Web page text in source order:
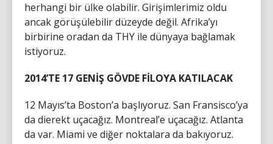
herhangi bir ülke olabilir. Girişimlerimiz oldu
ancak görüşülebilir düzeyde değil. Afrika’yı
birbirine oradan da THY ile dünyaya bağlamak
istiyoruz.
2014’TE 17 GENİŞ GÖVDE FİLOYA KATILACAK
12 Mayıs’ta Boston’a başlıyoruz. San Fransisco’ya
da dierekt uçacağız. Montreal’e uçacağız. Atlanta
da var. Miami ve diğer noktalara da bakıyoruz.